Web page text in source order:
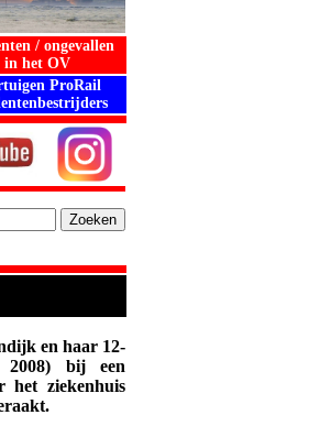
/ ongevallen
in het OV
ProRail
en haar 12-
2008) bij een
het ziekenhuis